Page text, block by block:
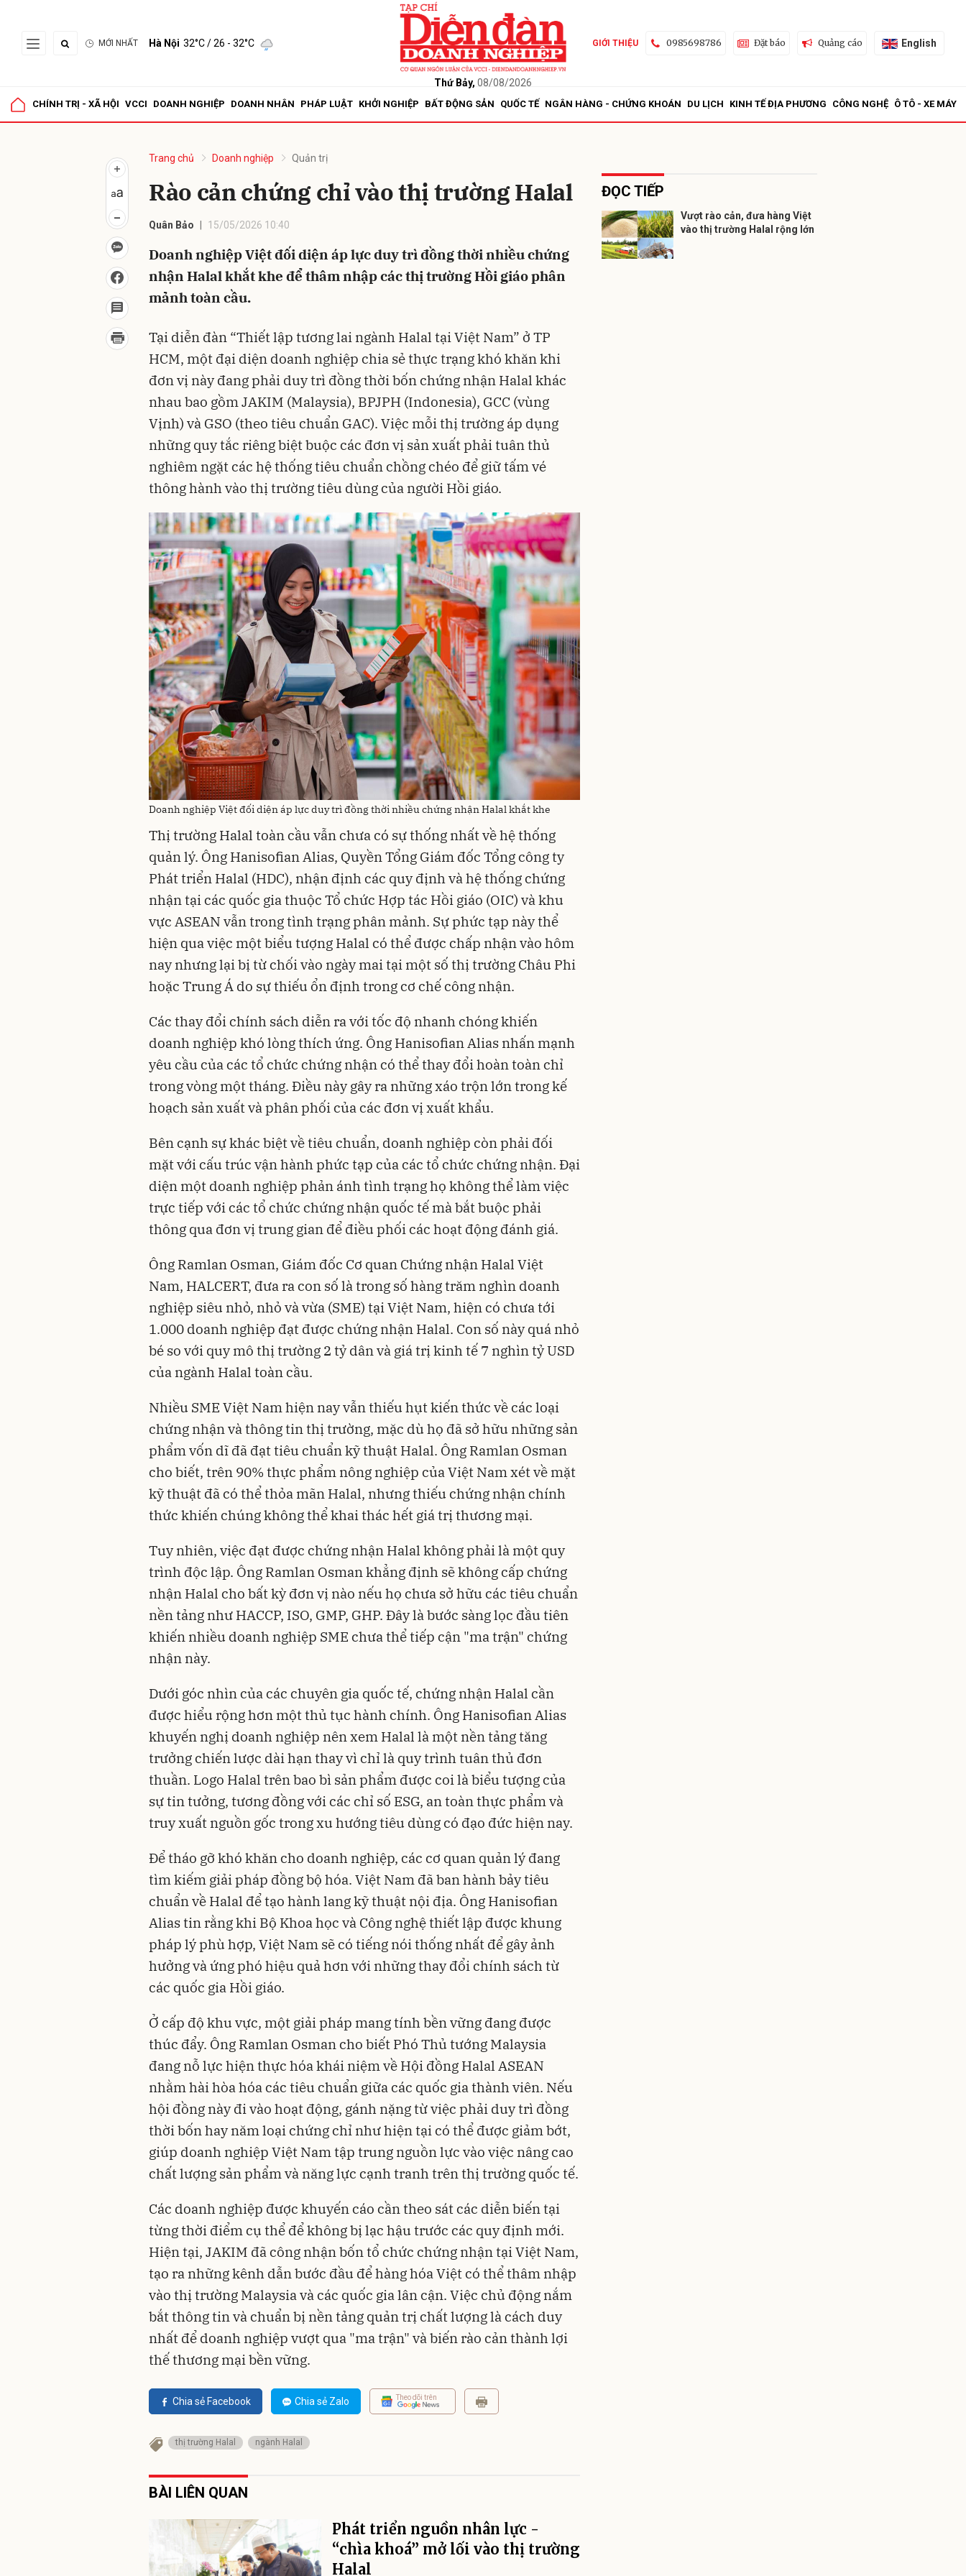
MỚI NHẤT Hà Nội 32°C/ 26 - 32°C
Thứ Bảy, 08/08/2026
GIỚI THIỆU 0985698786 Đặt báo Quảng cáo English
CHÍNH TRỊ - XÃ HỘI VCCI DOANH NGHIỆP DOANH NHÂN PHÁP LUẬT KHỞI NGHIỆP BẤT ĐỘNG SẢN QUỐC TẾ NGÂN HÀNG - CHỨNG KHOÁN DU LỊCH KINH TẾ ĐỊA PHƯƠNG CÔNG NGHỆ Ô TÔ - XE MÁY
Trang chủ Doanh nghiệp Quản trị
Rào cản chứng chỉ vào thị trường Halal
Quân Bảo 15/05/2026 10:40
Doanh nghiệp Việt đối diện áp lực duy trì đồng thời nhiều chứng
nhận Halal khắt khe để thâm nhập các thị trường Hồi giáo phân
mảnh toàn cầu.
Tại diễn đàn “Thiết lập tương lai ngành Halal tại Việt Nam” ở TP
HCM, một đại diện doanh nghiệp chia sẻ thực trạng khó khăn khi
đơn vị này đang phải duy trì đồng thời bốn chứng nhận Halal khác
nhau bao gồm JAKIM (Malaysia), BPJPH (Indonesia), GCC (vùng
Vịnh) và GSO (theo tiêu chuẩn GAC). Việc mỗi thị trường áp dụng
những quy tắc riêng biệt buộc các đơn vị sản xuất phải tuân thủ
nghiêm ngặt các hệ thống tiêu chuẩn chồng chéo để giữ tấm vé
thông hành vào thị trường tiêu dùng của người Hồi giáo.
Doanh nghiệp Việt đối diện áp lực duy trì đồng thời nhiều chứng nhận Halal khắt khe
Thị trường Halal toàn cầu vẫn chưa có sự thống nhất về hệ thống
quản lý. Ông Hanisofian Alias, Quyền Tổng Giám đốc Tổng công ty
Phát triển Halal (HDC), nhận định các quy định và hệ thống chứng
nhận tại các quốc gia thuộc Tổ chức Hợp tác Hồi giáo (OIC) và khu
vực ASEAN vẫn trong tình trạng phân mảnh. Sự phức tạp này thể
hiện qua việc một biểu tượng Halal có thể được chấp nhận vào hôm
nay nhưng lại bị từ chối vào ngày mai tại một số thị trường Châu Phi
hoặc Trung Á do sự thiếu ổn định trong cơ chế công nhận.
Các thay đổi chính sách diễn ra với tốc độ nhanh chóng khiến
doanh nghiệp khó lòng thích ứng. Ông Hanisofian Alias nhấn mạnh
yêu cầu của các tổ chức chứng nhận có thể thay đổi hoàn toàn chỉ
trong vòng một tháng. Điều này gây ra những xáo trộn lớn trong kế
hoạch sản xuất và phân phối của các đơn vị xuất khẩu.
Bên cạnh sự khác biệt về tiêu chuẩn, doanh nghiệp còn phải đối
mặt với cấu trúc vận hành phức tạp của các tổ chức chứng nhận. Đại
diện một doanh nghiệp phản ánh tình trạng họ không thể làm việc
trực tiếp với các tổ chức chứng nhận quốc tế mà bắt buộc phải
thông qua đơn vị trung gian để điều phối các hoạt động đánh giá.
Ông Ramlan Osman, Giám đốc Cơ quan Chứng nhận Halal Việt
Nam, HALCERT, đưa ra con số là trong số hàng trăm nghìn doanh
nghiệp siêu nhỏ, nhỏ và vừa (SME) tại Việt Nam, hiện có chưa tới
1.000 doanh nghiệp đạt được chứng nhận Halal. Con số này quá nhỏ
bé so với quy mô thị trường 2 tỷ dân và giá trị kinh tế 7 nghìn tỷ USD
của ngành Halal toàn cầu.
Nhiều SME Việt Nam hiện nay vẫn thiếu hụt kiến thức về các loại
chứng nhận và thông tin thị trường, mặc dù họ đã sở hữu những sản
phẩm vốn dĩ đã đạt tiêu chuẩn kỹ thuật Halal. Ông Ramlan Osman
cho biết, trên 90% thực phẩm nông nghiệp của Việt Nam xét về mặt
kỹ thuật đã có thể thỏa mãn Halal, nhưng thiếu chứng nhận chính
thức khiến chúng không thể khai thác hết giá trị thương mại.
Tuy nhiên, việc đạt được chứng nhận Halal không phải là một quy
trình độc lập. Ông Ramlan Osman khẳng định sẽ không cấp chứng
nhận Halal cho bất kỳ đơn vị nào nếu họ chưa sở hữu các tiêu chuẩn
nền tảng như HACCP, ISO, GMP, GHP. Đây là bước sàng lọc đầu tiên
khiến nhiều doanh nghiệp SME chưa thể tiếp cận "ma trận" chứng
nhận này.
Dưới góc nhìn của các chuyên gia quốc tế, chứng nhận Halal cần
được hiểu rộng hơn một thủ tục hành chính. Ông Hanisofian Alias
khuyến nghị doanh nghiệp nên xem Halal là một nền tảng tăng
trưởng chiến lược dài hạn thay vì chỉ là quy trình tuân thủ đơn
thuần. Logo Halal trên bao bì sản phẩm được coi là biểu tượng của
sự tin tưởng, tương đồng với các chỉ số ESG, an toàn thực phẩm và
truy xuất nguồn gốc trong xu hướng tiêu dùng có đạo đức hiện nay.
Để tháo gỡ khó khăn cho doanh nghiệp, các cơ quan quản lý đang
tìm kiếm giải pháp đồng bộ hóa. Việt Nam đã ban hành bảy tiêu
chuẩn về Halal để tạo hành lang kỹ thuật nội địa. Ông Hanisofian
Alias tin rằng khi Bộ Khoa học và Công nghệ thiết lập được khung
pháp lý phù hợp, Việt Nam sẽ có tiếng nói thống nhất để gây ảnh
hưởng và ứng phó hiệu quả hơn với những thay đổi chính sách từ
các quốc gia Hồi giáo.
Ở cấp độ khu vực, một giải pháp mang tính bền vững đang được
thúc đẩy. Ông Ramlan Osman cho biết Phó Thủ tướng Malaysia
đang nỗ lực hiện thực hóa khái niệm về Hội đồng Halal ASEAN
nhằm hài hòa hóa các tiêu chuẩn giữa các quốc gia thành viên. Nếu
hội đồng này đi vào hoạt động, gánh nặng từ việc phải duy trì đồng
thời bốn hay năm loại chứng chỉ như hiện tại có thể được giảm bớt,
giúp doanh nghiệp Việt Nam tập trung nguồn lực vào việc nâng cao
chất lượng sản phẩm và năng lực cạnh tranh trên thị trường quốc tế.
Các doanh nghiệp được khuyến cáo cần theo sát các diễn biến tại
từng thời điểm cụ thể để không bị lạc hậu trước các quy định mới.
Hiện tại, JAKIM đã công nhận bốn tổ chức chứng nhận tại Việt Nam,
tạo ra những kênh dẫn bước đầu để hàng hóa Việt có thể thâm nhập
vào thị trường Malaysia và các quốc gia lân cận. Việc chủ động nắm
bắt thông tin và chuẩn bị nền tảng quản trị chất lượng là cách duy
nhất để doanh nghiệp vượt qua "ma trận" và biến rào cản thành lợi
thế thương mại bền vững.
Chia sẻ Facebook Chia sẻ Zalo Theo dõi trên
thị trường Halal ngành Halal
BÀI LIÊN QUAN
Phát triển nguồn nhân lực -
“chìa khoá” mở lối vào thị trường
Halal
ĐỌC TIẾP
Vượt rào cản, đưa hàng Việt
vào thị trường Halal rộng lớn
Gửi